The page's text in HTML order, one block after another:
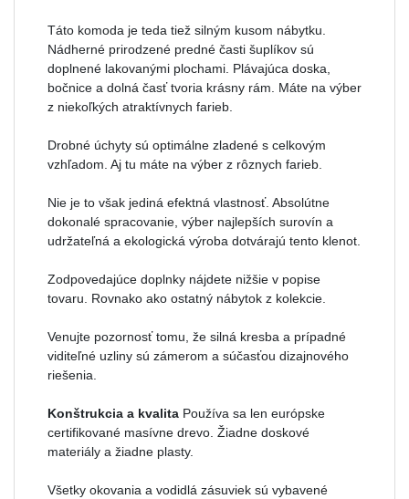
Táto komoda je teda tiež silným kusom nábytku.
Nádherné prirodzené predné časti šuplíkov sú
doplnené lakovanými plochami. Plávajúca doska,
bočnice a dolná časť tvoria krásny rám. Máte na výber
z niekoľkých atraktívnych farieb.
Drobné úchyty sú optimálne zladené s celkovým
vzhľadom. Aj tu máte na výber z rôznych farieb.
Nie je to však jediná efektná vlastnosť. Absolútne
dokonalé spracovanie, výber najlepších surovín a
udržateľná a ekologická výroba dotvárajú tento klenot.
Zodpovedajúce doplnky nájdete nižšie v popise
tovaru. Rovnako ako ostatný nábytok z kolekcie.
Venujte pozornosť tomu, že silná kresba a prípadné
viditeľné uzliny sú zámerom a súčasťou dizajnového
riešenia.
Konštrukcia a kvalita Používa sa len európske
certifikované masívne drevo. Žiadne doskové
materiály a žiadne plasty.
Všetky okovania a vodidlá zásuviek sú vybavené